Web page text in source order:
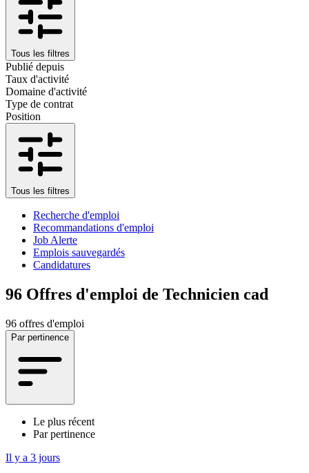
Tous les filtres
Publié depuis
Taux d'activité
Domaine d'activité
Type de contrat
Position
Tous les filtres
Recherche d'emploi
Recommandations d'emploi
Job Alerte
Emplois sauvegardés
Candidatures
96 Offres d'emploi de Technicien cad
96 offres d'emploi
Par pertinence
Le plus récent
Par pertinence
Il y a 3 jours